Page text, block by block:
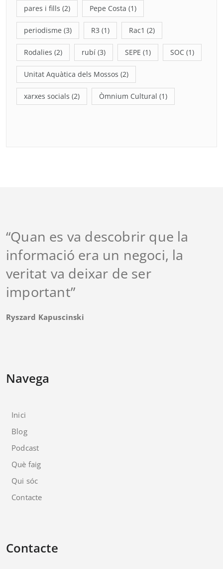
pares i fills (2) Pepe Costa (1)
periodisme (3) R3 (1) Rac1 (2)
Rodalies (2) rubí (3) SEPE (1) SOC (1)
Unitat Aquàtica dels Mossos (2)
xarxes socials (2) Òmnium Cultural (1)
“Quan es va descobrir que la
informació era un negoci, la
veritat va deixar de ser
important”
Ryszard Kapuscinski
Navega
Inici
Blog
Podcast
Què faig
Qui sóc
Contacte
Contacte